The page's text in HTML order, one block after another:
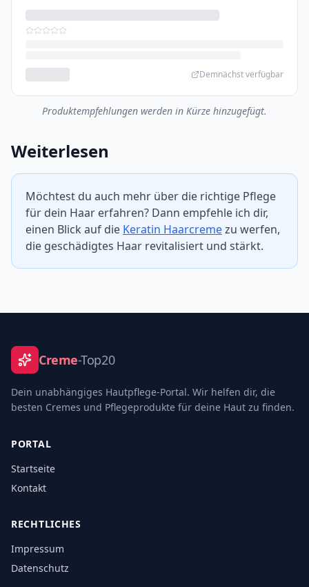
Demnächst verfügbar
Produktempfehlungen werden in Kürze hinzugefügt.
Weiterlesen
Möchtest du auch mehr über die richtige Pflege
für dein Haar erfahren? Dann empfehle ich dir,
einen Blick auf die Keratin Haarcremezu werfen,
die geschädigtes Haar revitalisiert und stärkt.
Creme-Top20
Dein unabhängiges Hautpflege-Portal. Wir helfen dir, die
besten Cremes und Pflegeprodukte für deine Haut zu finden.
PORTAL
Startseite
Kontakt
RECHTLICHES
Impressum
Datenschutz